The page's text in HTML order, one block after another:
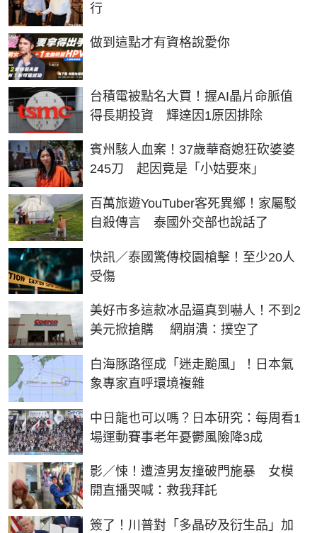
行
做到這點才有資格說愛你
PR
台積電被點名大買！握AI晶片命脈值
得長期投資 輝達因1原因排除
賓州駭人血案！37歲華裔媳狂砍婆婆
245刀 起因竟是「小姑要來」
百萬旅遊YouTuber客死異鄉！家屬駁
自殺傳言 泰國外交部也說話了
快訊／泰國驚傳校園槍擊！至少20人
受傷
美好市多這款冰品逼真到嚇人！不到2
美元掀搶購 網崩潰：撲空了
白海豚路徑成「迷走颱風」！日本氣
象專家直呼環境複雜
中日龍也可以嗎？日本研究：每周看1
場運動賽事老年憂鬱風險降3成
影／悚！遭渣男友撞破門施暴 女模
開直播哭喊：救我拜託
簽了！川普對「多晶矽及衍生品」加